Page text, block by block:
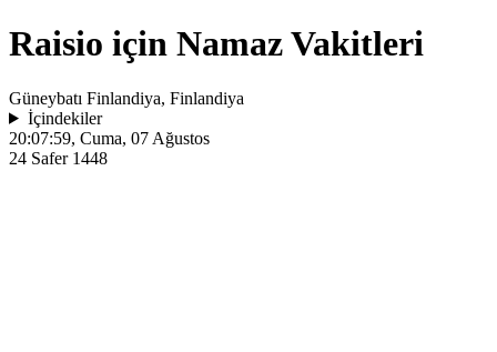
Raisio için Namaz Vakitleri
Güneybatı Finlandiya, Finlandiya
İçindekiler
20:07:59, Cuma, 07 Ağustos
24 Safer 1448